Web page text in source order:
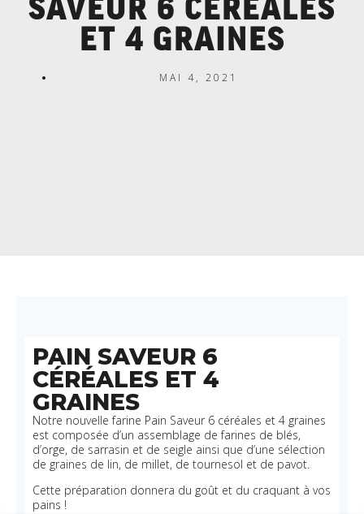
SAVEUR 6 CÉRÉALES
ET 4 GRAINES
MAI 4, 2021
PAIN SAVEUR 6
CÉRÉALES ET 4
GRAINES
Notre nouvelle farine Pain Saveur 6 céréales et 4 graines
est composée d’un assemblage de farines de blés,
d’orge, de sarrasin et de seigle ainsi que d’une sélection
de graines de lin, de millet, de tournesol et de pavot.
Cette préparation donnera du goût et du craquant à vos
pains !